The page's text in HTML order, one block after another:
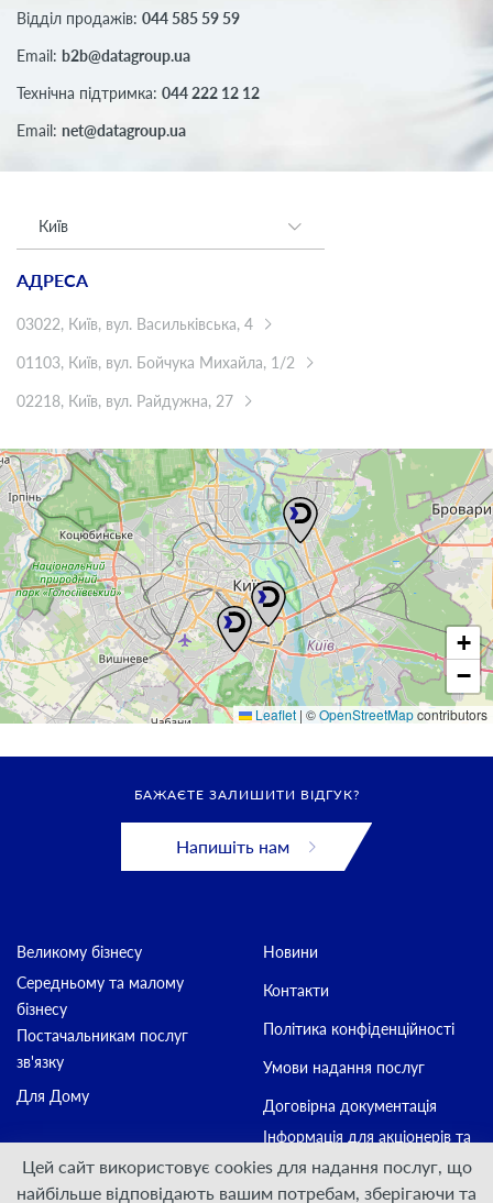
Відділ продажів: 044 585 59 59
Email: b2b@datagroup.ua
Технічна підтримка: 044 222 12 12
Email: net@datagroup.ua
Київ
АДРЕСА
03022, Київ, вул. Васильківська, 4
01103, Київ, вул. Бойчука Михайла, 1/2
02218, Київ, вул. Райдужна, 27
+
−
Leaflet | ©OpenStreetMapcontributors
БАЖАЄТЕ ЗАЛИШИТИ ВІДГУК?
Напишіть нам
Великому бізнесу
Середньому та малому
бізнесу
Постачальникам послуг
зв'язку
Для Дому
Новини
Контакти
Політика конфіденційності
Умови надання послуг
Договірна документація
Інформація для акціонерів та
стейкхолдерів
Цей сайт використовує cookies для надання послуг, що
найбільше відповідають вашим потребам, зберігаючи та